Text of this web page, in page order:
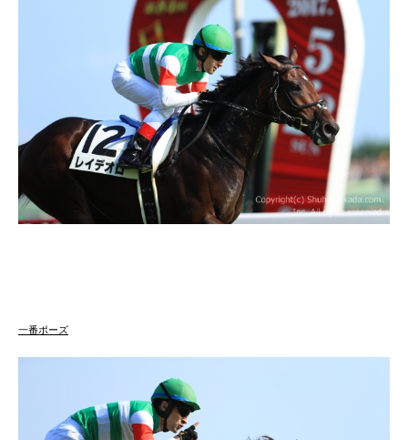
一番ポーズ